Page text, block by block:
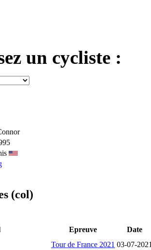
un cycliste :
(col)
Epreuve
Date
Tour de France 2021 03-07-